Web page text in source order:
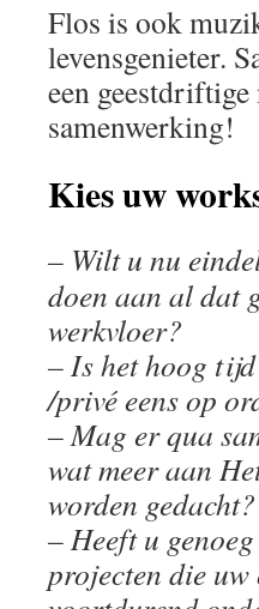
Flos is ook
levensgenieter.
een
samenwerking!
Kies uw
– Wilt u nu
doen aan al dat
werkvloer?
– Is het hoog
/privé eens op
– Mag er qua
wat meer aan
worden gedacht?
– Heeft u
projecten die